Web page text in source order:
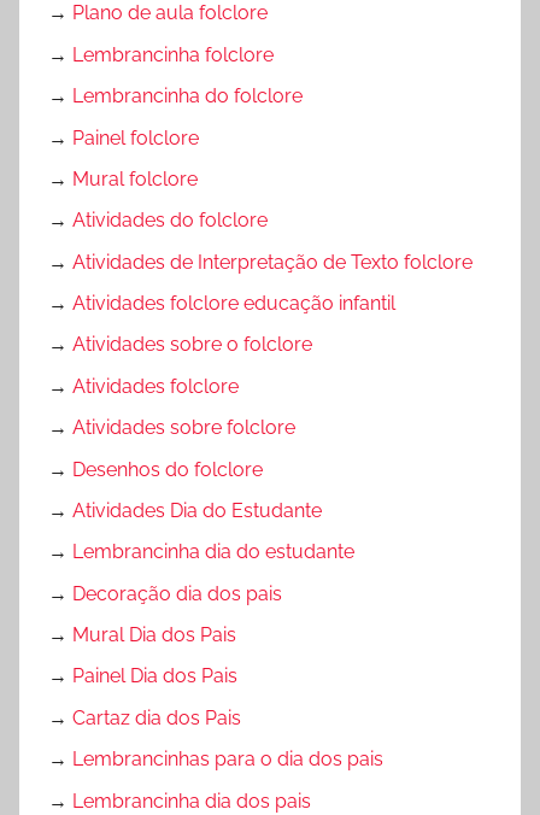
→ Plano de aula folclore
→ Lembrancinha folclore
→ Lembrancinha do folclore
→ Painel folclore
→ Mural folclore
→ Atividades do folclore
→ Atividades de Interpretação de Texto folclore
→ Atividades folclore educação infantil
→ Atividades sobre o folclore
→ Atividades folclore
→ Atividades sobre folclore
→ Desenhos do folclore
→ Atividades Dia do Estudante
→ Lembrancinha dia do estudante
→ Decoração dia dos pais
→ Mural Dia dos Pais
→ Painel Dia dos Pais
→ Cartaz dia dos Pais
→ Lembrancinhas para o dia dos pais
→ Lembrancinha dia dos pais